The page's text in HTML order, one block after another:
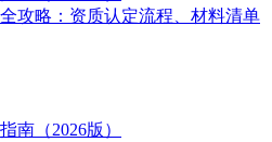
攻略：资质认定流程、材料清单
南（2026版）